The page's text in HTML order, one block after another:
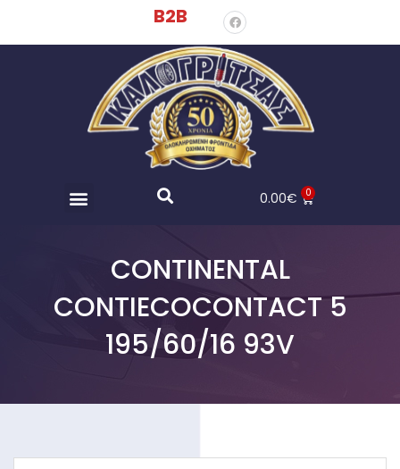
B2B
0.00€ 0
CONTINENTAL
CONTIECOCONTACT 5
195/60/16 93V